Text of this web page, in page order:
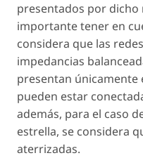
presentados por
importante tener en
considera que las
impedancias
presentan únicamente
pueden estar
además, para el caso
estrella, se considera
aterrizadas.